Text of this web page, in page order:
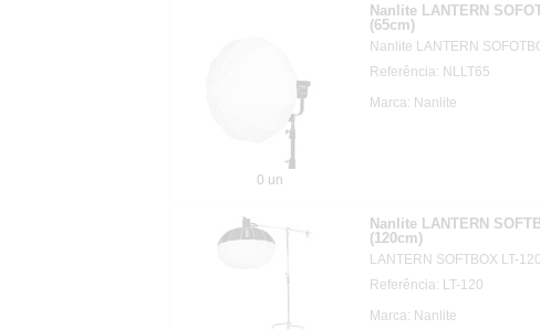
0 un
Nanlite LANTERN
(65cm)
Nanlite LANTERN
Referência: NLLT65
Marca: Nanlite
Nanlite LANTERN
(120cm)
LANTERN SOFTBOX LT-120
Referência: LT-120
Marca: Nanlite